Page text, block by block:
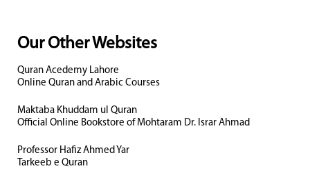
Our Other Websites
Quran Acedemy Lahore
Online Quran and Arabic Courses
Maktaba Khuddam ul Quran
Official Online Bookstore of Mohtaram Dr. Israr Ahmad
Professor Hafiz Ahmed Yar
Tarkeeb e Quran